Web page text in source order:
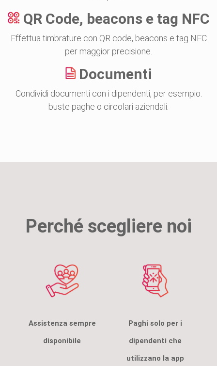
QR Code, beacons e tag NFC
Effettua timbrature con QR code, beacons e tag NFC
per maggior precisione.
Documenti
Condividi documenti con i dipendenti, per esempio:
buste paghe o circolari aziendali.
Perché scegliere noi